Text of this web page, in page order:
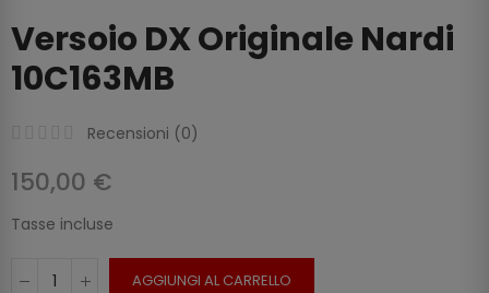
Versoio DX Originale Nardi
10C163MB
Recensioni (0)
150,00 €
Tasse incluse
AGGIUNGI AL CARRELLO